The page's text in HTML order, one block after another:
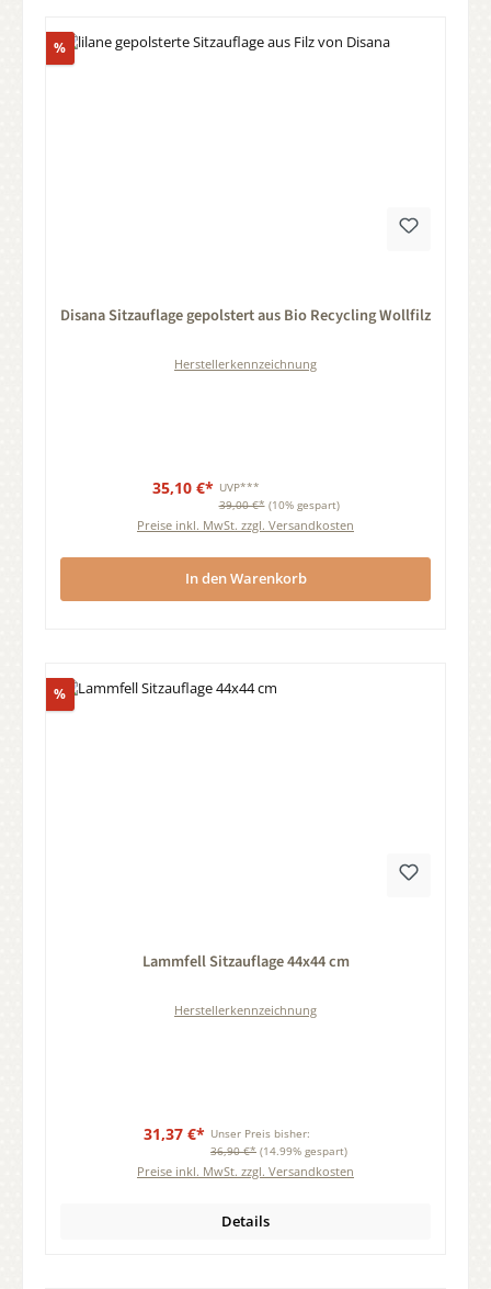
%Rabatt
Disana Sitzauflage gepolstert aus Bio Recycling Wollfilz
Herstellerkennzeichnung
35,10 €* UVP***
39,00 €* (10% gespart)
Preise inkl. MwSt. zzgl. Versandkosten
In den Warenkorb
%Rabatt
Lammfell Sitzauflage 44x44 cm
Herstellerkennzeichnung
31,37 €* Unser Preis bisher:
36,90 €* (14.99% gespart)
Preise inkl. MwSt. zzgl. Versandkosten
Details